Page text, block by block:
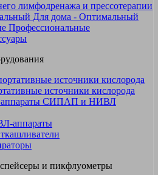
лимфодренажа и прессотерапии
Для дома - Оптимальный
Профессиональные
источники кислорода
СИПАП и НИВЛ
аппараты
и пикфлуометры